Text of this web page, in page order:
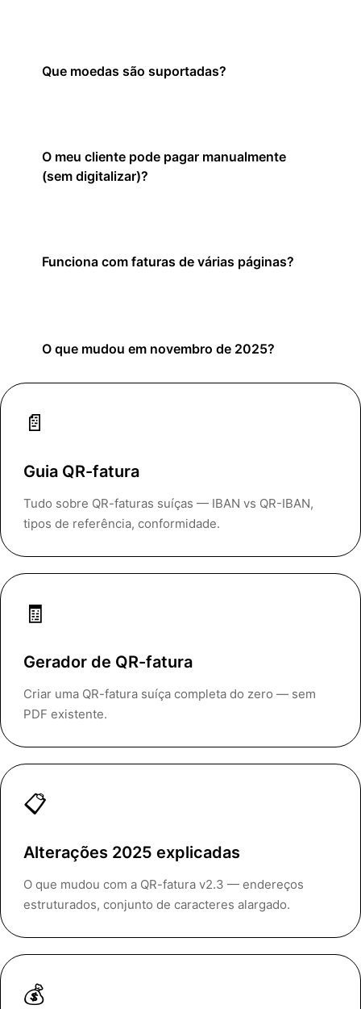
Que moedas são suportadas?
O meu cliente pode pagar manualmente
(sem digitalizar)?
Funciona com faturas de várias páginas?
O que mudou em novembro de 2025?
📄
Guia QR-fatura
Tudo sobre QR-faturas suíças — IBAN vs QR-IBAN,
tipos de referência, conformidade.
🧾
Gerador de QR-fatura
Criar uma QR-fatura suíça completa do zero — sem
PDF existente.
📋
Alterações 2025 explicadas
O que mudou com a QR-fatura v2.3 — endereços
estruturados, conjunto de caracteres alargado.
💰